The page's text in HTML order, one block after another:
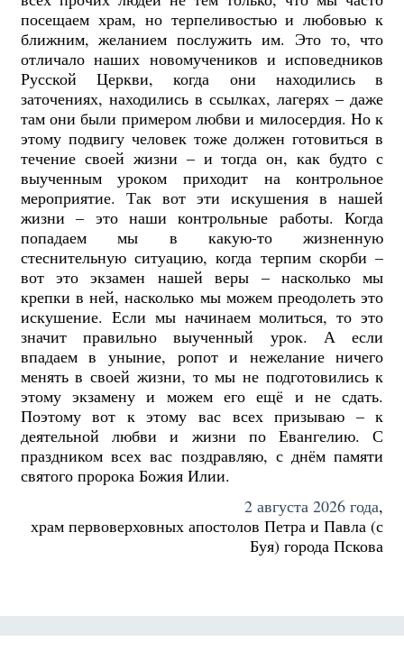
посещаем храм, но терпеливостью и любовью к
ближним, желанием послужить им. Это то, что
отличало наших новомучеников и исповедников
Русской Церкви, когда они находились в
заточениях, находились в ссылках, лагерях – даже
там они были примером любви и милосердия.Но к
этому подвигу человек тоже должен готовиться в
течение своей жизни – и тогда он, как будто с
выученным уроком приходит на контрольное
мероприятие. Так вот эти искушения в нашей
жизни – это наши контрольные работы. Когда
попадаем мы в какую-то жизненную
стеснительную ситуацию, когда терпим скорби –
вот это экзамен нашей веры – насколько мы
крепки в ней, насколько мы можем преодолеть это
искушение. Если мы начинаем молиться, то это
значит правильно выученный урок. А если
впадаем в уныние, ропот и нежелание ничего
менять в своей жизни, то мы не подготовились к
этому экзамену и можем его ещё и не сдать.
Поэтому вот к этому вас всех призываю – к
деятельной любви и жизни по Евангелию. С
праздником всех вас поздравляю, с днём памяти
святого пророка Божия Илии.
2 августа 2026 года,
храм первоверховных апостолов Петра и Павла (с
Буя) города Пскова